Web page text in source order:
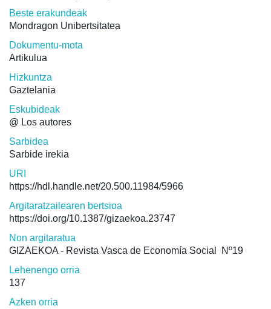
Beste erakundeak
Mondragon Unibertsitatea
Dokumentu-mota
Artikulua
Hizkuntza
Gaztelania
Eskubideak
@ Los autores
Sarbidea
Sarbide irekia
URI
https://hdl.handle.net/20.500.11984/5966
Argitaratzailearen bertsioa
https://doi.org/10.1387/gizaekoa.23747
Non argitaratua
GIZAEKOA - Revista Vasca de Economía Social
Nº19
Lehenengo orria
137
Azken orria